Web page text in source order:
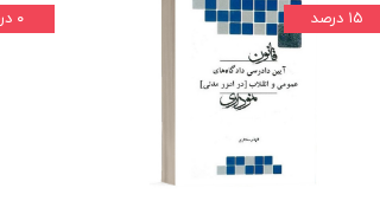
۱۵ درصد
۰ درصد